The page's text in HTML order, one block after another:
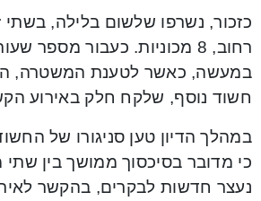
כזכור, נשרפו שלשום בלילה, בשתי
רחוב, 8 מכוניות. כעבור מספר
במעשה, כאשר לטענת המשטרה,
חשוד נוסף, שלקח חלק באירוע
במהלך הדיון טען סניגורו של
כי מדובר בסיכסוך ממושך בין
נעצר חדשות לבקרים, בהקשר